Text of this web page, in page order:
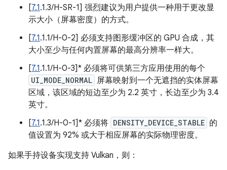
[7.1.1.3/H-SR-1] 强烈建议为用户提供一种用于更改显
示大小（屏幕密度）的方式。
[7.1.1.1/H-0-2] 必须支持图形缓冲区的 GPU 合成，其
大小至少与任何内置屏幕的最高分辨率一样大。
[7.1.1.1/H-0-3]* 必须将可供第三方应用使用的每个
UI_MODE_NORMAL 屏幕映射到一个无遮挡的实体屏幕
区域，该区域的短边至少为 2.2 英寸，长边至少为 3.4
英寸。
[7.1.1.3/H-0-1]* 必须将 DENSITY_DEVICE_STABLE 的
值设置为 92% 或大于相应屏幕的实际物理密度。
如果手持设备实现支持 Vulkan，则：